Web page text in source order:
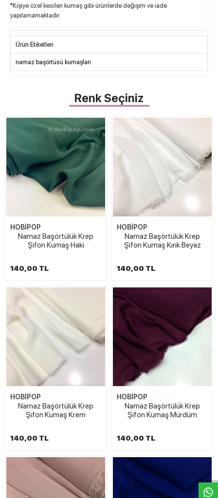
W
h
t
s
a
p
p
D
e
s
e
H
a
t
t
*Kişiye özel kesilen kumaş gibi ürünlerde değişim ve iade
yapılamamaktadır.
Ürün Etiketleri
namaz başörtüsü kumaşları
Renk Seçiniz
HOBİPOP
Namaz Başörtülük Krep
Şifon Kumaş Haki
140,00 TL
HOBİPOP
Namaz Başörtülük Krep
Şifon Kumaş Kırık Beyaz
140,00 TL
HOBİPOP
Namaz Başörtülük Krep
Şifon Kumaş Krem
140,00 TL
HOBİPOP
Namaz Başörtülük Krep
Şifon Kumaş Mürdüm
140,00 TL